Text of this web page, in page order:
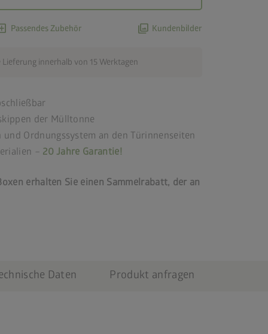
Passendes Zubehör photo_library Kundenbilder
Lieferung innerhalb von 15 Werktagen
der Mülltonne
Ordnungssystem an den Türinnenseiten
– 20 Jahre Garantie!
erhalten Sie einen Sammelrabatt, der an
Daten Produkt anfragen